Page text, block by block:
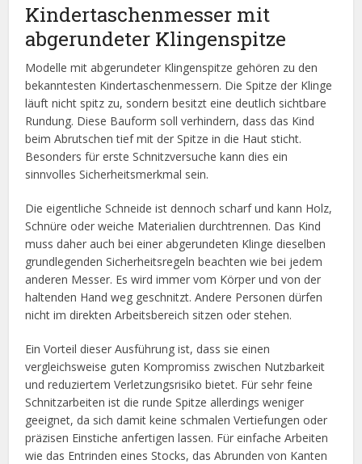
Kindertaschenmesser mit
abgerundeter Klingenspitze
Modelle mit abgerundeter Klingenspitze gehören zu den
bekanntesten Kindertaschenmessern. Die Spitze der Klinge
läuft nicht spitz zu, sondern besitzt eine deutlich sichtbare
Rundung. Diese Bauform soll verhindern, dass das Kind
beim Abrutschen tief mit der Spitze in die Haut sticht.
Besonders für erste Schnitzversuche kann dies ein
sinnvolles Sicherheitsmerkmal sein.
Die eigentliche Schneide ist dennoch scharf und kann Holz,
Schnüre oder weiche Materialien durchtrennen. Das Kind
muss daher auch bei einer abgerundeten Klinge dieselben
grundlegenden Sicherheitsregeln beachten wie bei jedem
anderen Messer. Es wird immer vom Körper und von der
haltenden Hand weg geschnitzt. Andere Personen dürfen
nicht im direkten Arbeitsbereich sitzen oder stehen.
Ein Vorteil dieser Ausführung ist, dass sie einen
vergleichsweise guten Kompromiss zwischen Nutzbarkeit
und reduziertem Verletzungsrisiko bietet. Für sehr feine
Schnitzarbeiten ist die runde Spitze allerdings weniger
geeignet, da sich damit keine schmalen Vertiefungen oder
präzisen Einstiche anfertigen lassen. Für einfache Arbeiten
wie das Entrinden eines Stocks, das Abrunden von Kanten